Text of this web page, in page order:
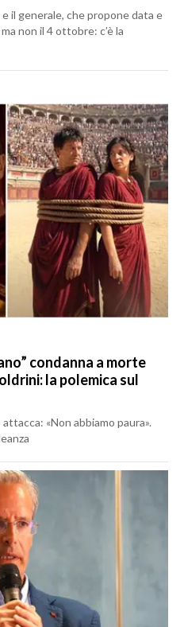
il generale, che propone data e
non il 4 ottobre: c’è la
condanna a morte
la polemica sul
«Non abbiamo paura».